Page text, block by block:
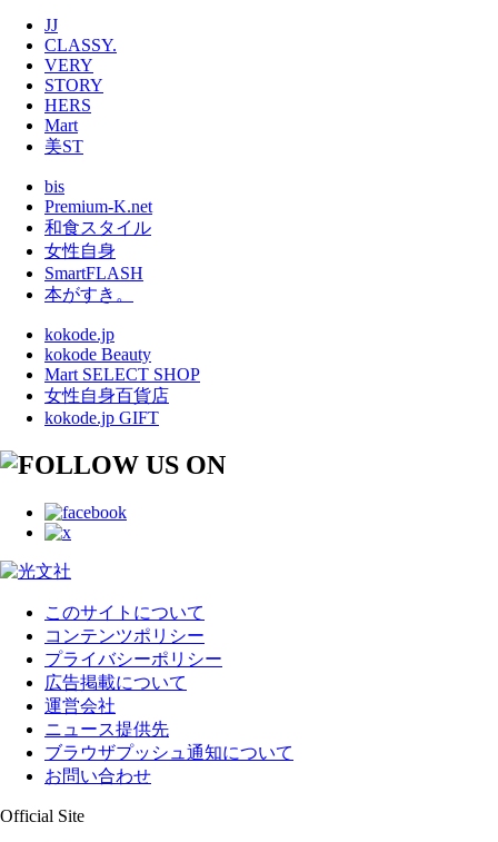
JJ
CLASSY.
VERY
STORY
HERS
Mart
美ST
bis
Premium-K.net
和食スタイル
女性自身
SmartFLASH
本がすき。
kokode.jp
kokode Beauty
Mart SELECT SHOP
女性自身百貨店
kokode.jp GIFT
このサイトについて
コンテンツポリシー
プライバシーポリシー
広告掲載について
運営会社
ニュース提供先
ブラウザプッシュ通知について
お問い合わせ
Official Site